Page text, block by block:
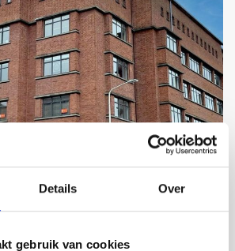
Details Over
gebruik van cookies
niet bekend